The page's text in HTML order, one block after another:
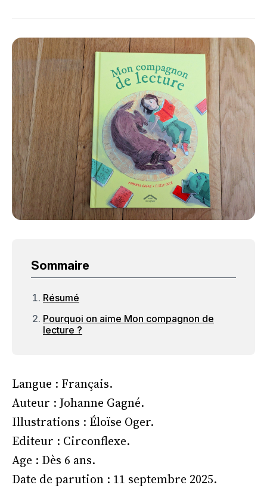
Sommaire
Résumé
Pourquoi on aime Mon compagnon de
lecture ?
Langue : Français.
Auteur : Johanne Gagné.
Illustrations : Éloïse Oger.
Editeur : Circonflexe.
Age : Dès 6 ans.
Date de parution : 11 septembre 2025.